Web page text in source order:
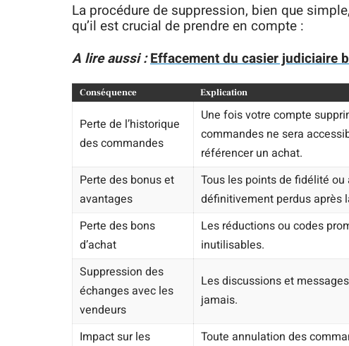
La procédure de suppression, bien que
qu’il est crucial de prendre en compte :
A lire aussi :Effacement du casier judiciaire
Conséquence Explication
Perte de l’historique
des commandes
Une fois votre compte
commandes ne sera
référencer un achat.
Perte des bonus et
avantages
Tous les points de fidélité
définitivement perdus après
Perte des bons
d’achat
Les réductions ou codes
inutilisables.
Suppression des
échanges avec les
vendeurs
Les discussions et
jamais.
Impact sur les
Toute annulation des